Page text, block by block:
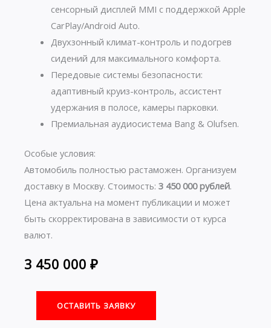
сенсорный дисплей MMI с поддержкой Apple
CarPlay/Android Auto.
Двухзонный климат-контроль и подогрев
сидений для максимального комфорта.
Передовые системы безопасности:
адаптивный круиз-контроль, ассистент
удержания в полосе, камеры парковки.
Премиальная аудиосистема Bang & Olufsen.
Особые условия:
Автомобиль полностью растаможен. Организуем
доставку в Москву. Стоимость: 3 450 000 рублей.
Цена актуальна на момент публикации и может
быть скорректирована в зависимости от курса
валют.
3 450 000 ₽
ОСТАВИТЬ ЗАЯВКУ